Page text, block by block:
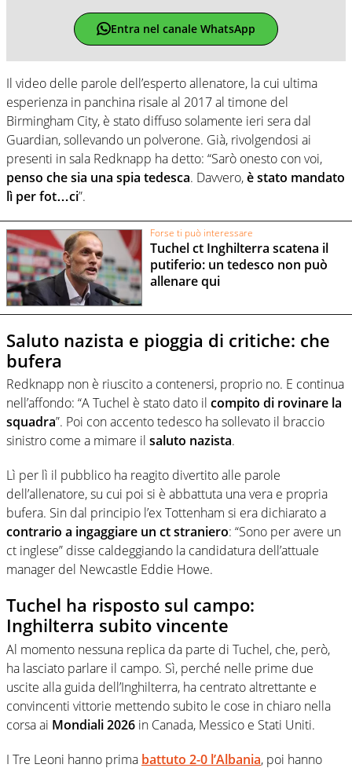
Entra nel canale WhatsApp
Il video delle parole dell’esperto allenatore, la cui ultima
esperienza in panchina risale al 2017 al timone del
Birmingham City, è stato diffuso solamente ieri sera dal
Guardian, sollevando un polverone. Già, rivolgendosi ai
presenti in sala Redknapp ha detto: “Sarò onesto con voi,
penso che sia una spia tedesca. Davvero,è stato mandato
lì per fot…ci”.
Forse ti può interessare
Tuchel ct Inghilterra scatena il
putiferio: un tedesco non può
allenare qui
Saluto nazista e pioggia di critiche: che
bufera
Redknapp non è riuscito a contenersi, proprio no. E continua
nell’affondo: “A Tuchel è stato dato il compito di rovinare la
squadra”. Poi con accento tedesco ha sollevato il braccio
sinistro come a mimare il saluto nazista.
Lì per lì il pubblico ha reagito divertito alle parole
dell’allenatore, su cui poi si è abbattuta una vera e propria
bufera. Sin dal principio l’ex Tottenham si era dichiarato a
contrario a ingaggiare un ct straniero: “Sono per avere un
ct inglese” disse caldeggiando la candidatura dell’attuale
manager del Newcastle Eddie Howe.
Tuchel ha risposto sul campo:
Inghilterra subito vincente
Al momento nessuna replica da parte di Tuchel, che, però,
ha lasciato parlare il campo. Sì, perché nelle prime due
uscite alla guida dell’Inghilterra, ha centrato altrettante e
convincenti vittorie mettendo subito le cose in chiaro nella
corsa ai Mondiali 2026 in Canada, Messico e Stati Uniti.
I Tre Leoni hanno prima battuto 2-0 l’Albania, poi hanno